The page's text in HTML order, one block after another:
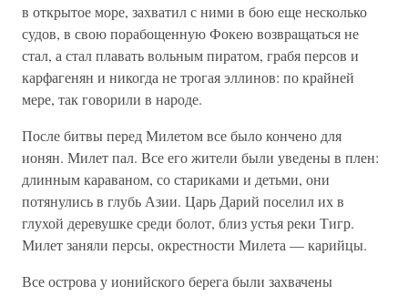
в открытое море, захватил с ними в бою еще несколько
судов, в свою порабощенную Фокею возвращаться не
стал, а стал плавать вольным пиратом, грабя персов и
карфагенян и никогда не трогая эллинов: по крайней
мере, так говорили в народе.
После битвы перед Милетом все было кончено для
ионян. Милет пал. Все его жители были уведены в плен:
длинным караваном, со стариками и детьми, они
потянулись в глубь Азии. Царь Дарий поселил их в
глухой деревушке среди болот, близ устья реки Тигр.
Милет заняли персы, окрестности Милета — карийцы.
Все острова у ионийского берега были захвачены